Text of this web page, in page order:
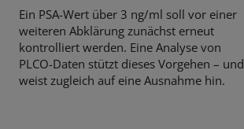
Ein PSA-Wert über 3 ng/ml soll vor einer
weiteren Abklärung zunächst erneut
kontrolliert werden. Eine Analyse von
PLCO-Daten stützt dieses Vorgehen – und
weist zugleich auf eine Ausnahme hin.